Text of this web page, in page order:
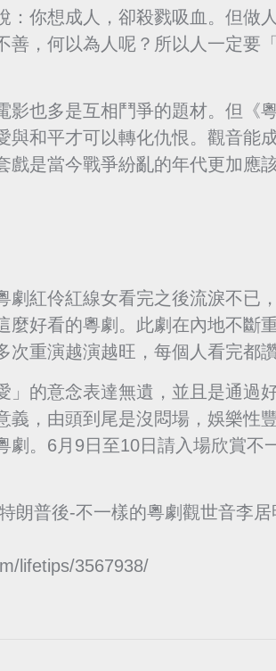
：你想成人，卻殺戮吸血。但做
善，何以為人呢？所以人一定要
影也多是互相鬥爭的題材。但《
與和平才可以轉化仇恨。觀音能
戲是當今戰爭紛亂的年代更加應
劇紅伶紅線女看完之後流淚不已
麼好看的粵劇。此劇在內地不斷
次重演越演越旺，每個人看完都讚
」的意念表達無遺，並且是通過
義，由頭到尾是沒悶場，娛樂性
劇。6月9日至10日請入場欣賞不
朗普後-不一樣的粵劇觀世音李
lifetips/3567938/